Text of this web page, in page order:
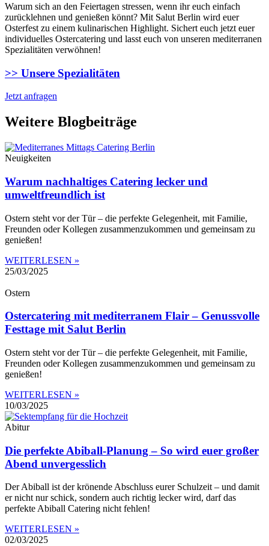
Warum sich an den Feiertagen stressen, wenn ihr euch einfach
zurücklehnen und genießen könnt? Mit Salut Berlin wird euer
Osterfest zu einem kulinarischen Highlight. Sichert euch jetzt euer
individuelles Ostercatering und lasst euch von unseren mediterranen
Spezialitäten verwöhnen!
>> Unsere Spezialitäten
Jetzt anfragen
Weitere Blogbeiträge
Neuigkeiten
Warum nachhaltiges Catering lecker und
umweltfreundlich ist
Ostern steht vor der Tür – die perfekte Gelegenheit, mit Familie,
Freunden oder Kollegen zusammenzukommen und gemeinsam zu
genießen!
WEITERLESEN »
25/03/2025
Ostern
Ostercatering mit mediterranem Flair – Genussvolle
Festtage mit Salut Berlin
Ostern steht vor der Tür – die perfekte Gelegenheit, mit Familie,
Freunden oder Kollegen zusammenzukommen und gemeinsam zu
genießen!
WEITERLESEN »
10/03/2025
Abitur
Die perfekte Abiball-Planung – So wird euer großer
Abend unvergesslich
Der Abiball ist der krönende Abschluss eurer Schulzeit – und damit
er nicht nur schick, sondern auch richtig lecker wird, darf das
perfekte Abiball Catering nicht fehlen!
WEITERLESEN »
02/03/2025